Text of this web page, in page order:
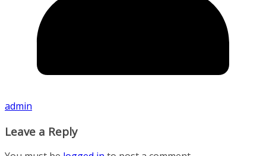
admin
Leave a Reply